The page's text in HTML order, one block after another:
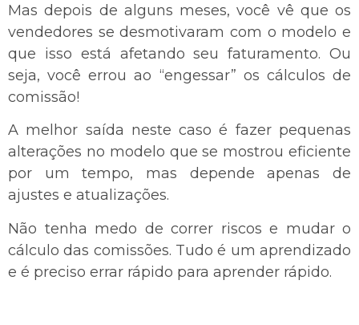
Mas depois de alguns meses, você vê que os
vendedores se desmotivaram com o modelo e
que isso está afetando seu faturamento. Ou
seja, você errou ao “engessar” os cálculos de
comissão!
A melhor saída neste caso é fazer pequenas
alterações no modelo que se mostrou eficiente
por um tempo, mas depende apenas de
ajustes e atualizações.
Não tenha medo de correr riscos e mudar o
cálculo das comissões. Tudo é um aprendizado
e é preciso errar rápido para aprender rápido.